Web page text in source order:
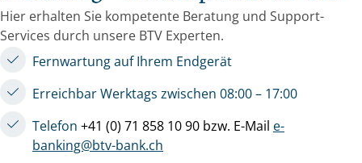
Hier erhalten Sie kompetente Beratung und Support-
Services durch unsere BTV Experten.
Fernwartung auf Ihrem Endgerät
Erreichbar Werktags zwischen 08:00 – 17:00
Telefon +41 (0) 71 858 10 90 bzw. E-Mail e-
banking@btv-bank.ch